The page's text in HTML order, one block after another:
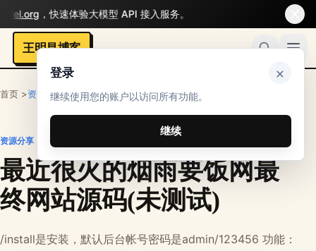
登录 ×
继续使用您的账户以访问所有功能。
继续
，快速体验大模型 API 接入服务。
王明昌博客
首页 >资源分享
资源分享
最近很火的烟雨要饭网最
终网站源码(未测试)
/install是安装，默认后台帐号密码是admin/123456 功能：